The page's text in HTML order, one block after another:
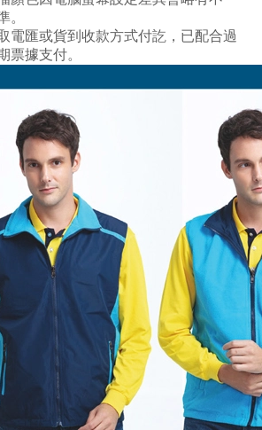
。
電匯或貨到收款方式付訖，已配合過
票據支付。